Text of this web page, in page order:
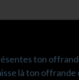
ton
là ton